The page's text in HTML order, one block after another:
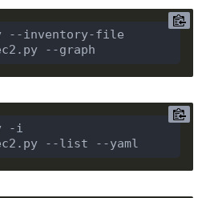
--inventory-file
--graph
-i
--list --yaml